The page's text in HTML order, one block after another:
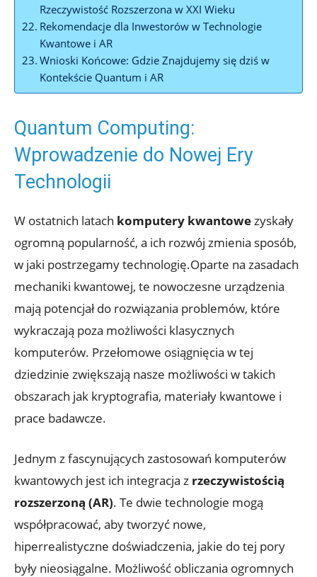
Rzeczywistość Rozszerzona w XXI Wieku
Rekomendacje dla Inwestorów w Technologie
Kwantowe i AR
Wnioski Końcowe: Gdzie Znajdujemy się dziś w
Kontekście Quantum i AR
Quantum Computing:
Wprowadzenie do Nowej Ery
Technologii
W ostatnich latach komputery kwantowezyskały
ogromną popularność, a ich rozwój zmienia sposób,
w jaki postrzegamy technologię.Oparte na zasadach
mechaniki kwantowej, te nowoczesne urządzenia
mają potencjał do rozwiązania problemów, które
wykraczają poza możliwości klasycznych
komputerów. Przełomowe osiągnięcia w tej
dziedzinie zwiększają nasze możliwości w takich
obszarach jak kryptografia, materiały kwantowe i
prace badawcze.
Jednym z fascynujących zastosowań komputerów
kwantowych jest ich integracja z rzeczywistością
rozszerzoną (AR). Te dwie technologie mogą
współpracować, aby tworzyć nowe,
hiperrealistyczne doświadczenia, jakie do tej pory
były nieosiągalne. Możliwość obliczania ogromnych